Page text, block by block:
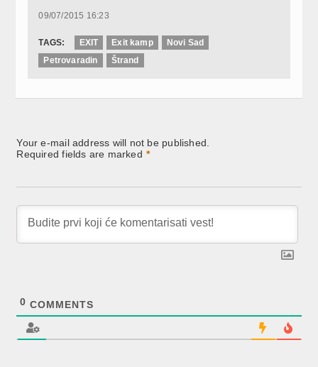
09/07/2015 16:23
TAGS: EXIT Exit kamp
Novi Sad
Petrovaradin
Štrand
Your e-mail address will not be published.
Required fields are marked *
0 COMMENTS